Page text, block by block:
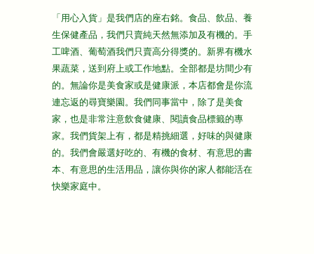
折上折大特價
主頁
隱私政策
「用心入貨」是我們店的座右銘。食品、飲品、養
生保健產品，我們只賣純天然無添加及有機的。手
工啤酒、葡萄酒我們只賣高分得獎的。新界有機水
果蔬菜，送到府上或工作地點。全部都是坊間少有
的。無論你是美食家或是健康派，本店都會是你流
連忘返的尋寶樂園。我們同事當中，除了是美食
家，也是非常注意飲食健康、閱讀食品標籤的專
家。我們貨架上有，都是精挑細選，好味的與健康
的。我們會嚴選好吃的、有機的食材、有意思的書
本、有意思的生活用品，讓你與你的家人都能活在
快樂家庭中。